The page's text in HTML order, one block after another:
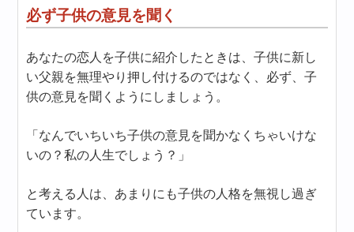
必ず子供の意見を聞く
あなたの恋人を子供に紹介したときは、子供に新し
い父親を無理やり押し付けるのではなく、必ず、子
供の意見を聞くようにしましょう。
「なんでいちいち子供の意見を聞かなくちゃいけな
いの？私の人生でしょう？」
と考える人は、あまりにも子供の人格を無視し過ぎ
ています。